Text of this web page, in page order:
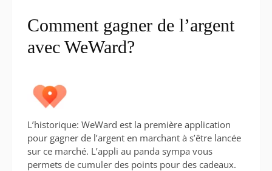
Comment gagner de l’argent
avec WeWard?
L’historique: WeWard est la première application
pour gagner de l’argent en marchant à s’être lancée
sur ce marché. L’appli au panda sympa vous
permets de cumuler des points pour des cadeaux.